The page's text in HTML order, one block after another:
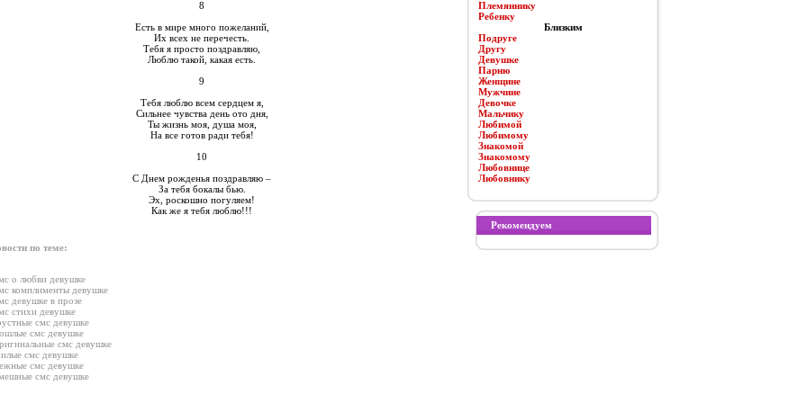
8
Есть в мире много пожеланий,
Их всех не перечесть.
Тебя я просто поздравляю,
Люблю такой, какая есть.
9
Тебя люблю всем сердцем я,
Сильнее чувства день ото дня,
Ты жизнь моя, душа моя,
На все готов ради тебя!
10
С Днем рожденья поздравляю –
За тебя бокалы бью.
Эх, роскошно погуляем!
Как же я тебя люблю!!!
по теме:
о любви девушке
комплименты девушке
девушке в прозе
стихи девушке
смс девушке
смс девушке
смс девушке
смс девушке
смс девушке
смс девушке
Племяннику
Ребенку
Близким
Подруге
Другу
Девушке
Парню
Женщине
Мужчине
Девочке
Мальчику
Любимой
Любимому
Знакомой
Знакомому
Любовнице
Любовнику
Рекомендуем